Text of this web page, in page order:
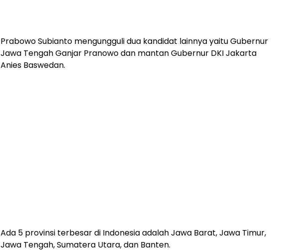
Prabowo Subianto mengungguli dua kandidat lainnya yaitu Gubernur
Jawa Tengah Ganjar Pranowo dan mantan Gubernur DKI Jakarta
Anies Baswedan.
Ada 5 provinsi terbesar di Indonesia adalah Jawa Barat, Jawa Timur,
Jawa Tengah, Sumatera Utara, dan Banten.